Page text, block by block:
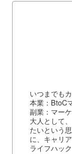
いつまでも
本業：BtoC
副業：マー
大人として
たいという
に、キャリ
ライフハッ